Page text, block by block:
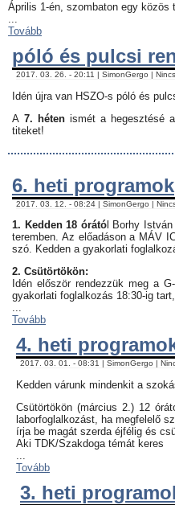
Április 1-én, szombaton egy közös
...
Tovább
póló és pulcsi
2017. 03. 26. - 20:11 | SimonGergo |
Idén újra van HSZO-s póló és
A7. hétenismét a hegesztésé
titeket!
6. heti programok
2017. 03. 12. - 08:24 | SimonGergo |
1. Kedden 18 órától Borhy István
teremben. Az előadáson a MÁV
szó. Kedden a gyakorlati
2. Csütörtökön:
Idén először rendezzük meg a
gyakorlati foglalkozás 18:30-ig
...
Tovább
4. heti
2017. 03. 01. - 08:31 | SimonGergo |
Kedden várunk mindenkit a
Csütörtökön (március 2.) 12
laborfoglalkozást, ha megfelelő
írja be magát szerda éjfélig és
Aki TDK/Szakdoga témát keres
Tovább
3. heti